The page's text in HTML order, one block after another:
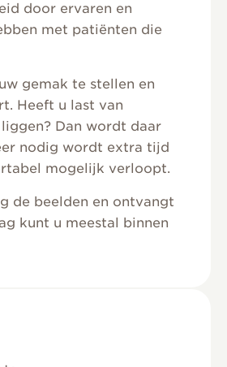
door ervaren en
met patiënten die
gemak te stellen en
Heeft u last van
Dan wordt daar
nodig wordt extra tijd
mogelijk verloopt.
de beelden en ontvangt
kunt u meestal binnen